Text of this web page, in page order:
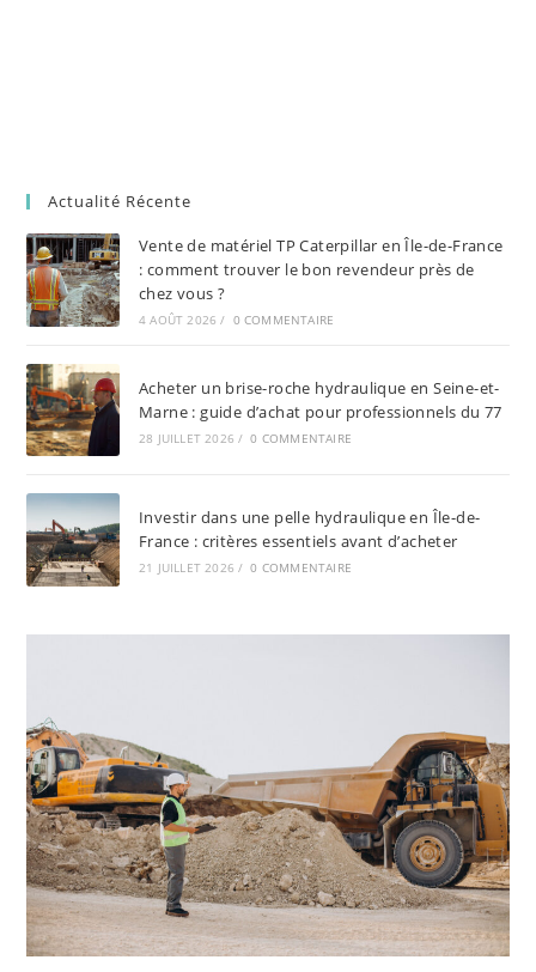
Actualité Récente
Vente de matériel TP Caterpillar en Île-de-France
: comment trouver le bon revendeur près de
chez vous ?
4 AOÛT 2026 / 0 COMMENTAIRE
Acheter un brise-roche hydraulique en Seine-et-
Marne : guide d’achat pour professionnels du 77
28 JUILLET 2026 / 0 COMMENTAIRE
Investir dans une pelle hydraulique en Île-de-
France : critères essentiels avant d’acheter
21 JUILLET 2026 / 0 COMMENTAIRE